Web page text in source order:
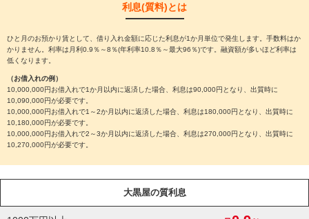
利息(質料)とは
ひと月のお預かり賃として、借り入れ金額に応じた利息が1か月単位で発生します。手数料はか
かりません。利率は月利0.9％～8％(年利率10.8％～最大96％)です。融資額が多いほど利率は
低くなります。
（お借入れの例）
10,000,000円お借入れで1か月以内に返済した場合、利息は90,000円となり、出質時に
10,090,000円が必要です。
10,000,000円お借入れで1～2か月以内に返済した場合、利息は180,000円となり、出質時に
10,180,000円が必要です。
10,000,000円お借入れで2～3か月以内に返済した場合、利息は270,000円となり、出質時に
10,270,000円が必要です。
大黒屋の質利息